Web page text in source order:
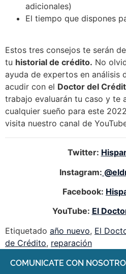
adicionales)
El tiempo que dispones
Estos tres consejos te serán
tu historial de crédito. No
ayuda de expertos en análisis
acudir con el Doctor del
trabajo evaluarán tu caso y te
cualquier sueño para este
visita nuestro canal de
Twitter:
Instagram:
Facebook:
YouTube: El
Etiquetado año nuevo, El
de Crédito, reparación
COMUNICATE CON